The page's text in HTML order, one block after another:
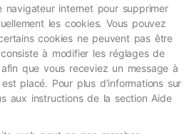
navigateur internet pour supprimer
les cookies. Vous pouvez
cookies ne peuvent pas être
à modifier les réglages de
que vous receviez un message à
placé. Pour plus d’informations sur
aux instructions de la section Aide